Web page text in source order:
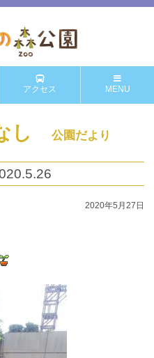
アクセス MENU
し 公園だより
2020年5月27日